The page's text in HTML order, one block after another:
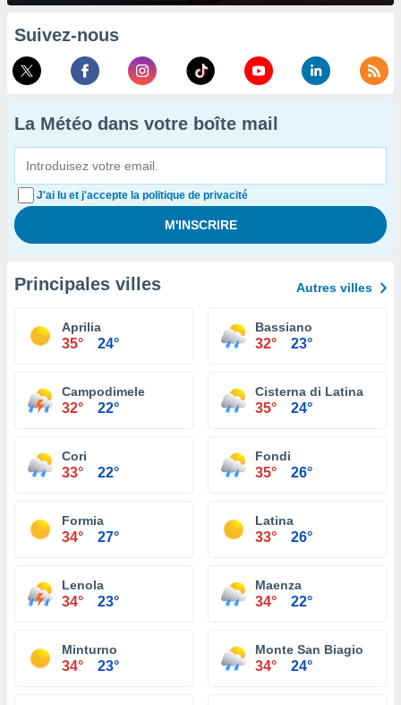
Suivez-nous
La Météo dans votre boîte mail
J'ai lu et j'accepte la politique de privacité
Principales villes Autres villes
Aprilia
35° 24°
Bassiano
32° 23°
Campodimele
32° 22°
Cisterna di Latina
35° 24°
Cori
33° 22°
Fondi
35° 26°
Formia
34° 27°
Latina
33° 26°
Lenola
34° 23°
Maenza
34° 22°
Minturno
34° 23°
Monte San Biagio
34° 24°